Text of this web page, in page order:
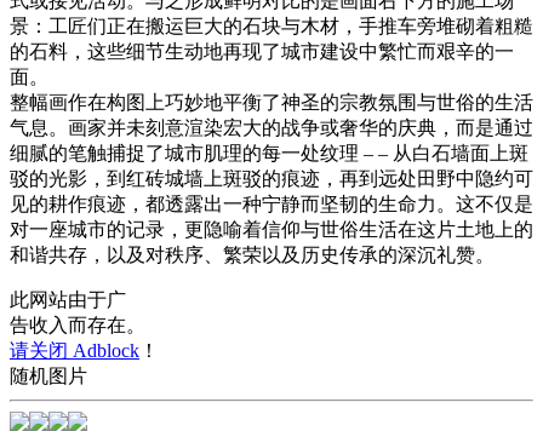
景：工匠们正在搬运巨大的石块与木材，手推车旁堆砌着粗糙
的石料，这些细节生动地再现了城市建设中繁忙而艰辛的一
面。
整幅画作在构图上巧妙地平衡了神圣的宗教氛围与世俗的生活
气息。画家并未刻意渲染宏大的战争或奢华的庆典，而是通过
细腻的笔触捕捉了城市肌理的每一处纹理 – – 从白石墙面上斑
驳的光影，到红砖城墙上斑驳的痕迹，再到远处田野中隐约可
见的耕作痕迹，都透露出一种宁静而坚韧的生命力。这不仅是
对一座城市的记录，更隐喻着信仰与世俗生活在这片土地上的
和谐共存，以及对秩序、繁荣以及历史传承的深沉礼赞。
此网站由于广
告收入而存在。
请关闭 Adblock ！
随机图片